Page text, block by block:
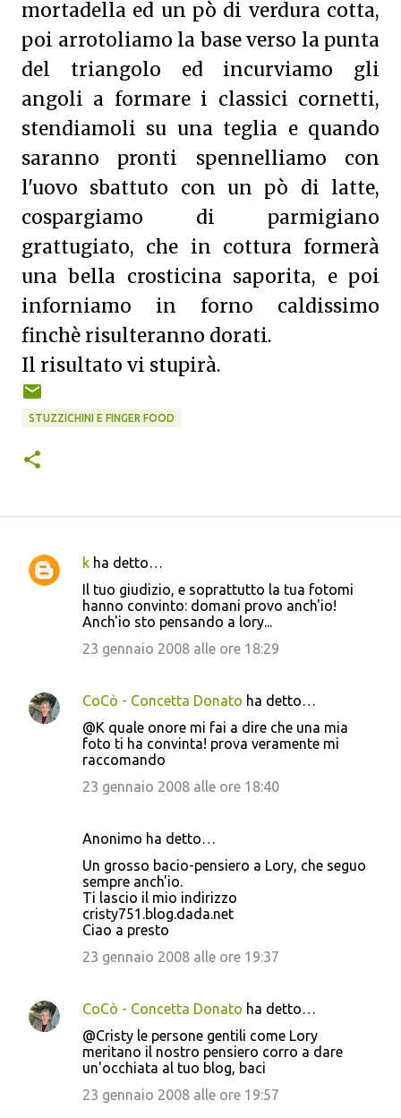
mortadella ed un pò di verdura cotta,
poi arrotoliamo la base verso la punta
del triangolo ed incurviamo gli
angoli a formare i classici cornetti,
stendiamoli su una teglia e quando
saranno pronti spennelliamo con
l'uovo sbattuto con un pò di latte,
cospargiamo di parmigiano
grattugiato, che in cottura formerà
una bella crosticina saporita, e poi
inforniamo in forno caldissimo
finchè risulteranno dorati.
Il risultato vi stupirà.
STUZZICHINI E FINGER FOOD
C
n
t
k ha detto…
Il tuo giudizio, e soprattutto la tua fotomi
hanno convinto: domani provo anch'io!
Anch'io sto pensando a lory...
23 gennaio 2008 alle ore 18:29
CoCò - Concetta Donato ha detto…
@K quale onore mi fai a dire che una mia
foto ti ha convinta! prova veramente mi
raccomando
23 gennaio 2008 alle ore 18:40
Anonimo ha detto…
Un grosso bacio-pensiero a Lory, che seguo
sempre anch'io.
Ti lascio il mio indirizzo
cristy751.blog.dada.net
Ciao a presto
23 gennaio 2008 alle ore 19:37
CoCò - Concetta Donato ha detto…
@Cristy le persone gentili come Lory
meritano il nostro pensiero corro a dare
un'occhiata al tuo blog, baci
23 gennaio 2008 alle ore 19:57